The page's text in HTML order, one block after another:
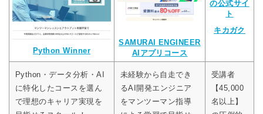
Python Winner
SAMURAI ENGINEER
AIアプリコース
キカガク
Python・データ分析・AI
に特化したコースを選ん
で理想のキャリア実現を
未経験から自走でき
るAI開発エンジニア
をマンツーマン指導
受講者
【45,000
名以上】